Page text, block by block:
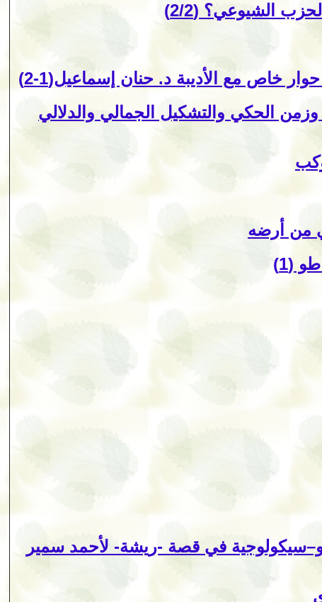
خاص مع الأديبة د. حنان إسماعيل(1-2)
الحكي والتشكيل الجمالي والدلالي
من أرضه
(1)
في قصة -ريشة- لأحمد سمير